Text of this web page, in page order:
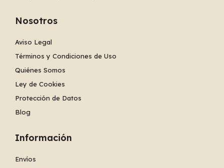
Nosotros
Aviso Legal
Términos y Condiciones de Uso
Quiénes Somos
Ley de Cookies
Protección de Datos
Blog
Información
Envíos